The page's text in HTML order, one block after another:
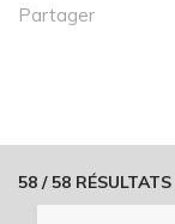
Partager
58 / 58 RÉSULTATS